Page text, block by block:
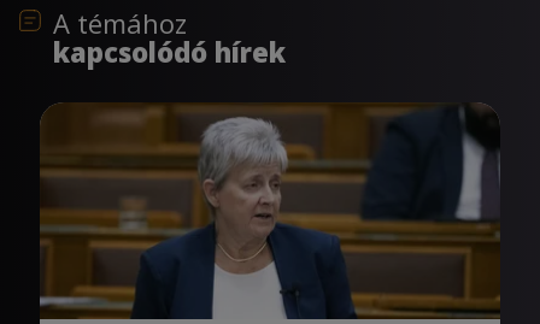
A témához
kapcsolódó hírek